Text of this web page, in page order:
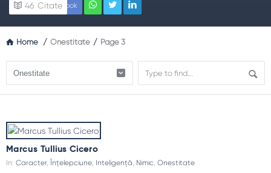
Facebook
46 Citate
Home / Onestitate / Page 3
Marcus Tullius Cicero
In: Caracter, Înțelepciune Inteligență Nimic Onestitate